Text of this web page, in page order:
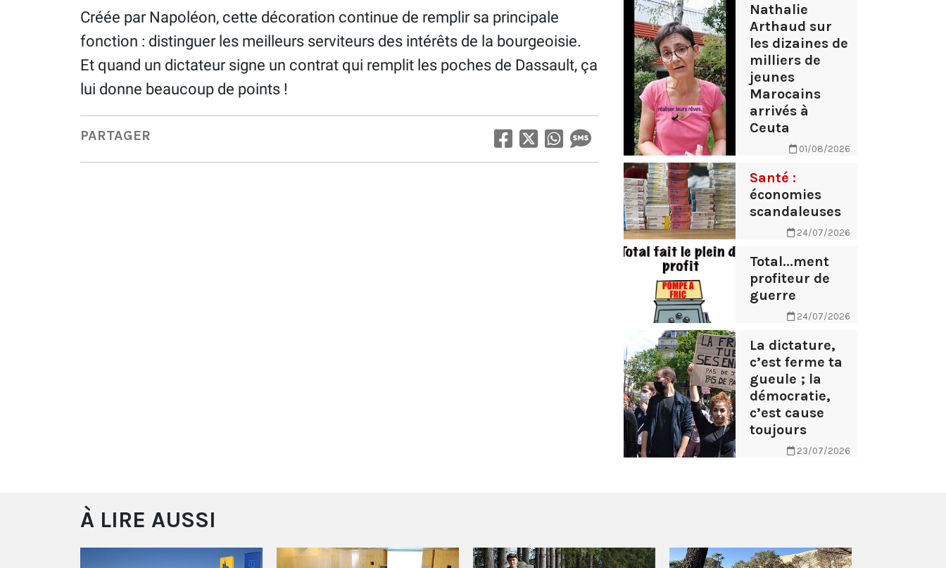
Créée par Napoléon, cette décoration continue de remplir sa principale
fonction : distinguer les meilleurs serviteurs des intérêts de la bourgeoisie.
Et quand un dictateur signe un contrat qui remplit les poches de Dassault, ça
lui donne beaucoup de points !
PARTAGER
Nathalie
Arthaud sur
les dizaines de
milliers de
jeunes
Marocains
arrivés à
Ceuta
01/08/2026
Santé :
économies
scandaleuses
24/07/2026
Total...ment
profiteur de
guerre
24/07/2026
La dictature,
c’est ferme ta
gueule ; la
démocratie,
c’est cause
toujours
23/07/2026
À LIRE AUSSI